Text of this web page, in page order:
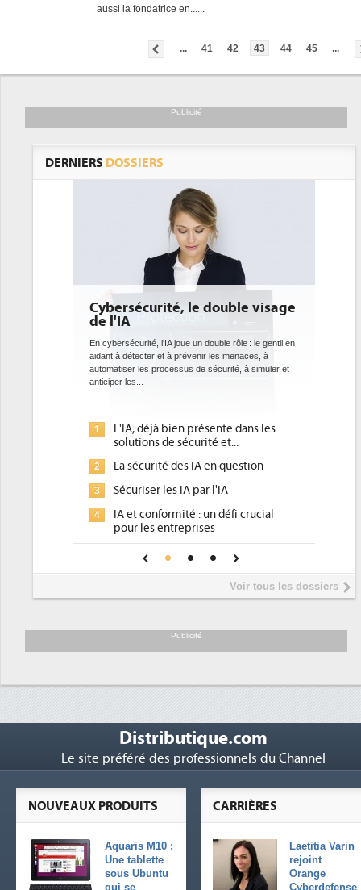
aussi la fondatrice en......
... 41 42 43 44 45 ...
Publicité
DERNIERS DOSSIERS
le double visage
joue un double rôle : le gentil en
prévenir les menaces, à
de sécurité, à simuler et
présente dans les
des IA en question
: un défi crucial
DEE: l'efficacité énergétique
bientôt une obligation pour
datacenters
Des datacenters plus durables et plus efficaces,
ce que recherchent les pouvoirs publics
1
Qu'est-ce que la DEE (directive
d'efficacité énergétique) ?
2
DEE, une pression administrative
place pour répondre à...
Phocea DC dans les cordes pour
DEE
Interview de Fabrice Coquio,
président de Digital Realty...
soutient les...
Voir tous les dossiers
Publicité
Distributique.com
Le site préféré des professionnels du Channel
CARRIÈRES
Laetitia Varin
rejoint
Orange
Cyberdefense
NOUVEAUX PRODUITS
Aquaris M10 :
Une tablette
sous Ubuntu
qui se